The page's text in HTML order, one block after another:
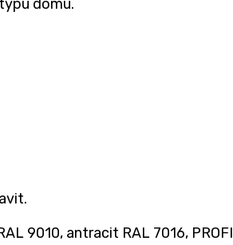
domu.
9010, antracit RAL 7016,